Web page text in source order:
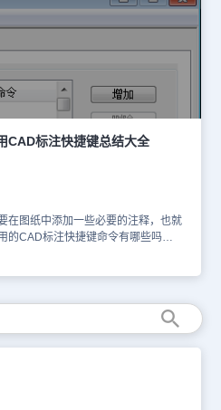
的作用是按逆时针方向标注两根直
向选择要标注的直线的先后顺序。
给排水CAD软件，然后输入角度
车键确认，或者是依次点击菜单位
度标注]。单击菜单命令后，命令行
在标注位置点取第一根线请选择第
第二根线图为两个角度标注实例，
效果：关于正版CAD软件——浩辰给
之角度标注功能的相关操作技巧就
小伙伴看完本篇教程应该对角度CAD
CAD标注快捷键总结大全
在图纸中添加一些必要的注释，也就
的CAD标注快捷键命令有哪些吗？
中心线或中心标记。当标注的一部分
自动禁用非关联中心线或中心标记。
角度标注测量两个选定几
顶点和两个点、圆弧以及两条直线创
快捷键命令：dimordinate坐标标注
离，我们在上的菜单中点击标注